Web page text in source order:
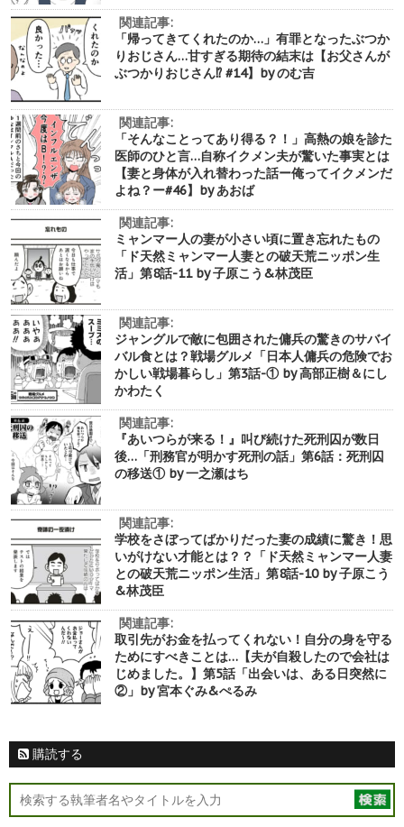
関連記事:
「帰ってきてくれたのか…」有罪となったぶつか
りおじさん…甘すぎる期待の結末は【お父さんが
ぶつかりおじさん⁉︎ #14】by のむ吉
関連記事:
「そんなことってあり得る？！」高熱の娘を診た
医師のひと言…自称イクメン夫が驚いた事実とは
【妻と身体が入れ替わった話ー俺ってイクメンだ
よね？ー#46】by あおば
関連記事:
ミャンマー人の妻が小さい頃に置き忘れたもの
「ド天然ミャンマー人妻との破天荒ニッポン生
活」第8話-11 by 子原こう&林茂臣
関連記事:
ジャングルで敵に包囲された傭兵の驚きのサバイ
バル食とは？戦場グルメ「日本人傭兵の危険でお
かしい戦場暮らし」第3話-① by 高部正樹＆にし
かわたく
関連記事:
『あいつらが来る！』叫び続けた死刑囚が数日
後…「刑務官が明かす死刑の話」第6話：死刑囚
の移送① by 一之瀬はち
関連記事:
学校をさぼってばかりだった妻の成績に驚き！思
いがけない才能とは？？「ド天然ミャンマー人妻
との破天荒ニッポン生活」第8話-10 by 子原こう
&林茂臣
関連記事:
取引先がお金を払ってくれない！自分の身を守る
ためにすべきことは…【夫が自殺したので会社は
じめました。】第5話「出会いは、ある日突然に
②」by 宮本ぐみ&ぺるみ
購読する